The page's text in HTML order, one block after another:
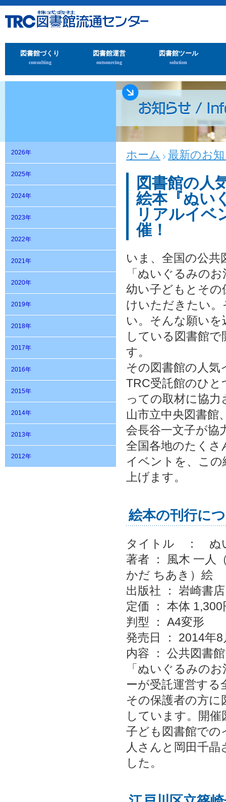
図書館づくり
consulting
図書館運営
outsourcing
図書館ツール
solution
2026年
2025年
2024年
2023年
2022年
2021年
2020年
2019年
2018年
2017年
2016年
2015年
2014年
2013年
2012年
ホーム 最新のお
図書館の人
絵本『ぬい
リアルイベ
催！
いま、全国の公
「ぬいぐるみの
幼い子どもとその
けいただきたい
い。そんな願いを
している図書館
す。
その図書館の人
TRC受託館のひと
っての取材に協
山市立中央図書館
会長谷一文子が協
全国各地のたくさ
イベントを、こ
上げます。
絵本の刊行に
タイトル ： ぬ
著者 ： 風木 一人
かだ ちあき）絵
出版社 ： 岩崎書店
定価 ： 本体 1,300
判型 ： A4変形
発売日 ： 2014年8
内容 ： 公共図書
「ぬいぐるみの
ーが受託運営する
その保護者の方
しています。開
子ども図書館での
人さんと岡田千
した。